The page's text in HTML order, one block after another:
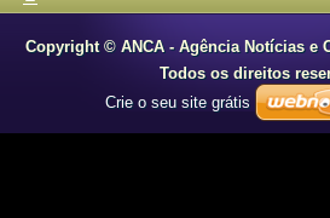
Copyright © ANCA - Agência Notícias e
Todos os direitos
Crie o seu site grátis